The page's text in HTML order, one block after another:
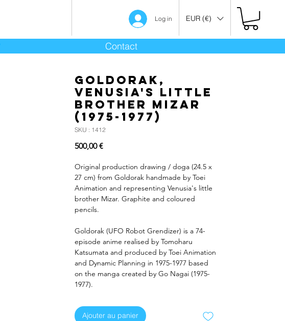
Log in EUR (€)
Contact
Goldorak,
Venusia's little
brother Mizar
(1975-1977)
SKU : 1412
500,00 €Prix
Original production drawing / doga (24.5 x
27 cm) from Goldorak handmade by Toei
Animation and representing Venusia's little
brother Mizar. Graphite and coloured
pencils.
Goldorak (UFO Robot Grendizer) is a 74-
episode anime realised by Tomoharu
Katsumata and produced by Toei Animation
and Dynamic Planning in 1975-1977 based
on the manga created by Go Nagai (1975-
1977).
Ajouter au panier